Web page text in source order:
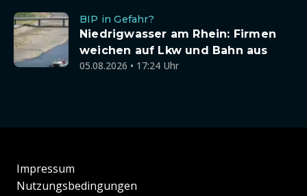
BIP in Gefahr?
Niedrigwasser am Rhein: Firmen
weichen auf Lkw und Bahn aus
05.08.2026 • 17:24 Uhr
Impressum
Nutzungsbedingungen